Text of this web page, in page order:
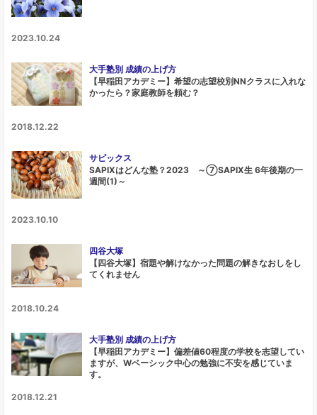
2023.10.24
大手塾別 成績の上げ方
【早稲田アカデミー】希望の志望校別NNクラスに入れな
かったら？家庭教師を頼む？
2018.12.22
サピックス
SAPIXはどんな塾？2023 ～⑦SAPIX生 6年後期の一
週間(1)～
2023.10.10
四谷大塚
【四谷大塚】宿題や解けなかった問題の解きなおしをし
てくれません
2018.10.24
大手塾別 成績の上げ方
【早稲田アカデミー】偏差値60程度の学校を志望してい
ますが、Wベーシック中心の勉強に不安を感じていま
す。
2018.12.21